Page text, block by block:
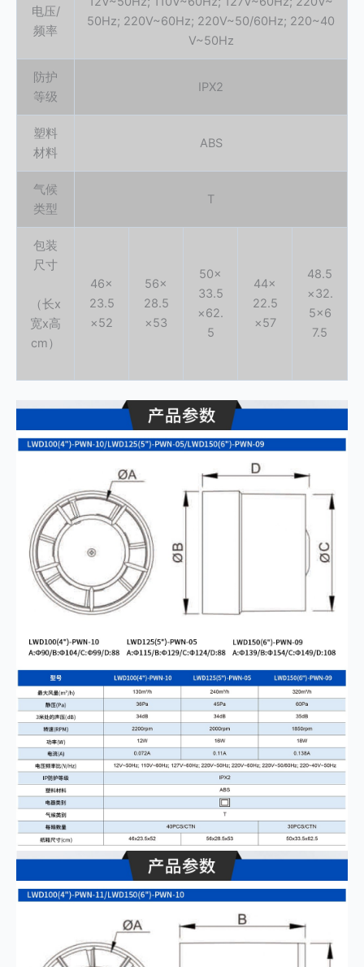
电压/
频率
50Hz; 220V~60Hz; 220V~50/60Hz; 220~40
V~50Hz
防护
等级
IPX2
塑料
材料
ABS
气候
类型
T
包装
尺寸
（长x
宽x高
cm）
46×
23.5
×52
56×
28.5
×53
50×
33.5
×62.
5
44×
22.5
×57
48.5
×32.
5×6
7.5